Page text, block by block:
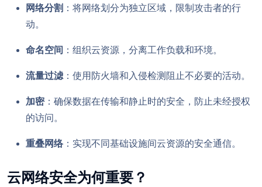
网络分割 ：将网络划分为独立区域，限制攻击者的行
动。
命名空间 ：组织云资源，分离工作负载和环境。
流量过滤：使用防火墙和入侵检测阻止不必要的活动。
加密：确保数据在传输和静止时的安全，防止未经授权
的访问。
重叠网络：实现不同基础设施间云资源的安全通信。
云网络安全为何重要？